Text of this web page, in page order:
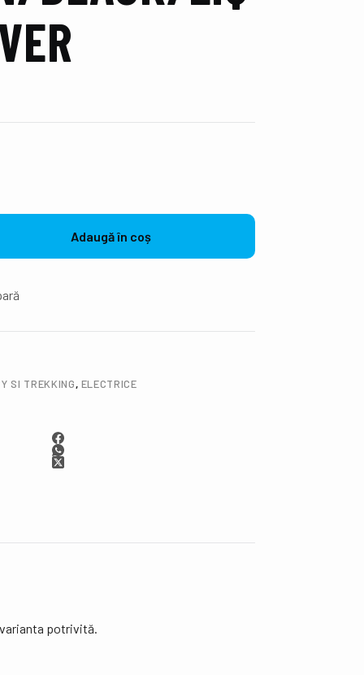
Adaugă în coș
SI TREKKING, ELECTRICE
potrivită.